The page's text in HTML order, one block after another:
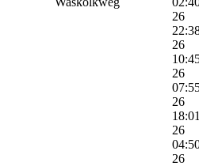
26
26
26
26
26
26